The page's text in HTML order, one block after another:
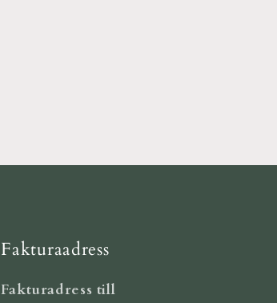
Fakturaadress
Fakturadress till